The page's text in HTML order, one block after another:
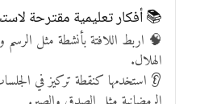
📚 أفكار تعليمية مقترحة
🧠 اربط اللافتة بأنشطة مثل الرسم
الهلال.
👂 استخدمها كنقطة تركيز في